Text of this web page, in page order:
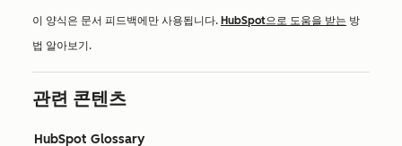
이 양식은 문서 피드백에만 사용됩니다. HubSpot으로 도움을 받는 방
법 알아보기.
관련 콘텐츠
HubSpot Glossary